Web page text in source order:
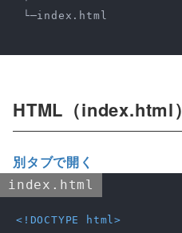
└─index.html
HTML（index.html）
別タブで開く
index.html
<!DOCTYPE html>